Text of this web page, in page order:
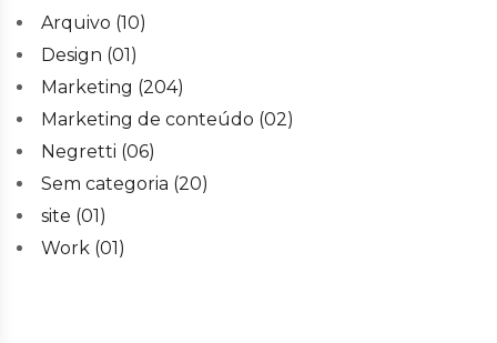
Arquivo (10)
Design (01)
Marketing (204)
Marketing de conteúdo (02)
Negretti (06)
Sem categoria (20)
site (01)
Work (01)